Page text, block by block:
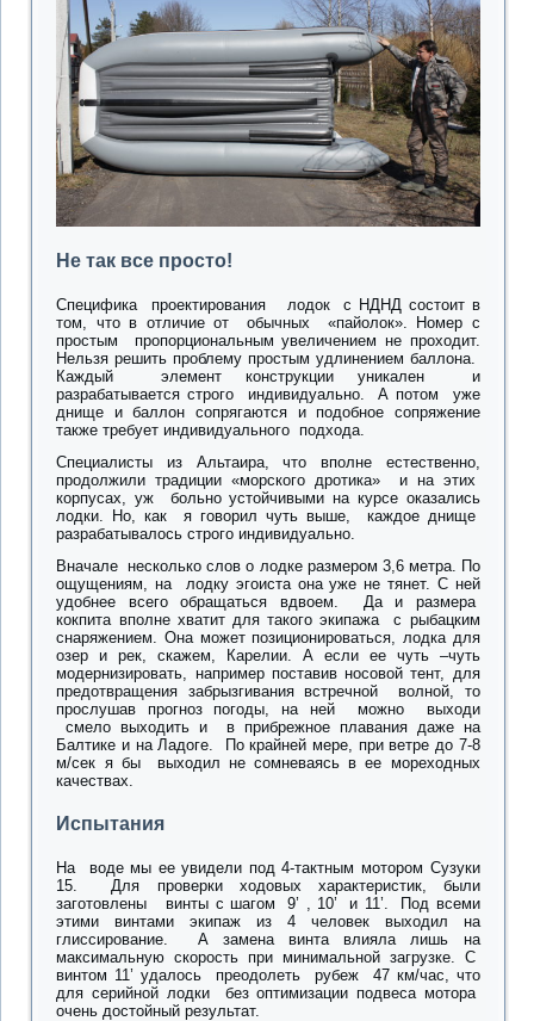
Не так все просто!
Специфика проектирования лодок с НДНД состоит в
том, что в отличие от обычных «пайолок». Номер с
простым пропорциональным увеличением не проходит.
Нельзя решить проблему простым удлинением баллона.
Каждый элемент конструкции уникален и
разрабатывается строго индивидуально. А потом уже
днище и баллон сопрягаются и подобное сопряжение
также требует индивидуального подхода.
Специалисты из Альтаира, что вполне естественно,
продолжили традиции «морского дротика» и на этих
корпусах, уж больно устойчивыми на курсе оказались
лодки. Но, как я говорил чуть выше, каждое днище
разрабатывалось строго индивидуально.
Вначале несколько слов о лодке размером 3,6 метра. По
ощущениям, на лодку эгоиста она уже не тянет. С ней
удобнее всего обращаться вдвоем. Да и размера
кокпита вполне хватит для такого экипажа с рыбацким
снаряжением. Она может позиционироваться, лодка для
озер и рек, скажем, Карелии. А если ее чуть –чуть
модернизировать, например поставив носовой тент, для
предотвращения забрызгивания встречной волной, то
прослушав прогноз погоды, на ней можно выходи
смело выходить и в прибрежное плавания даже на
Балтике и на Ладоге. По крайней мере, при ветре до 7-8
м/сек я бы выходил не сомневаясь в ее мореходных
качествах.
Испытания
На воде мы ее увидели под 4-тактным мотором Сузуки
15. Для проверки ходовых характеристик, были
заготовлены винты с шагом 9’ , 10’ и 11’. Под всеми
этими винтами экипаж из 4 человек выходил на
глиссирование. А замена винта влияла лишь на
максимальную скорость при минимальной загрузке. С
винтом 11’ удалось преодолеть рубеж 47 км/час, что
для серийной лодки без оптимизации подвеса мотора
очень достойный результат.